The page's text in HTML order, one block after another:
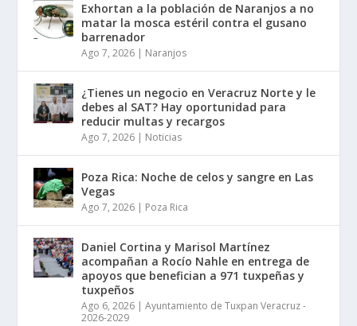
Exhortan a la población de Naranjos a no
matar la mosca estéril contra el gusano
barrenador
Ago 7, 2026 | Naranjos
¿Tienes un negocio en Veracruz Norte y le
debes al SAT? Hay oportunidad para
reducir multas y recargos
Ago 7, 2026 | Noticias
Poza Rica: Noche de celos y sangre en Las
Vegas
Ago 7, 2026 | Poza Rica
Daniel Cortina y Marisol Martínez
acompañan a Rocío Nahle en entrega de
apoyos que benefician a 971 tuxpeñas y
tuxpeños
Ago 6, 2026 |Ayuntamiento de Tuxpan Veracruz -
2026-2029